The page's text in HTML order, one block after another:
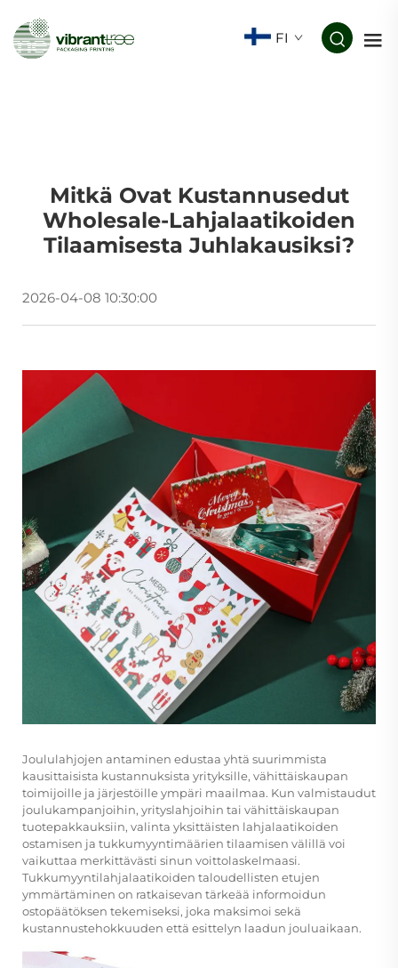
FI
Mitkä Ovat Kustannusedut
Wholesale-Lahjalaatikoiden
Tilaamisesta Juhlakausiksi?
2026-04-08 10:30:00
Joululahjojen antaminen edustaa yhtä suurimmista
kausittaisista kustannuksista yrityksille, vähittäiskaupan
toimijoille ja järjestöille ympäri maailmaa. Kun valmistaudut
joulukampanjoihin, yrityslahjoihin tai vähittäiskaupan
tuotepakkauksiin, valinta yksittäisten lahjalaatikoiden
ostamisen ja tukkumyyntimäärien tilaamisen välillä voi
vaikuttaa merkittävästi sinun voittolaskelmaasi.
Tukkumyyntilahjalaatikoiden taloudellisten etujen
ymmärtäminen on ratkaisevan tärkeää informoidun
ostopäätöksen tekemiseksi, joka maksimoi sekä
kustannustehokkuuden että esittelyn laadun jouluaikaan.